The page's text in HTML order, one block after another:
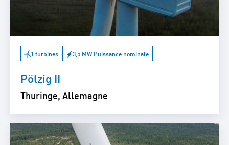
1 turbines 3,5 MW Puissance nominale
Pölzig II
Thuringe, Allemagne